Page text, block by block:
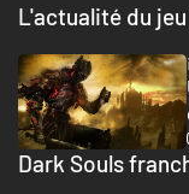
L'actualité du jeu
Dark Souls